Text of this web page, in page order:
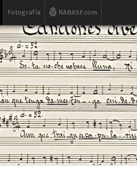
Fotografía RABASF.com